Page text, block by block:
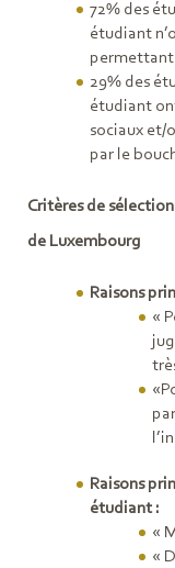
72% des
étudiant
permettant
29% des
étudiant
sociaux et/
par le
Critères de
de Luxembourg
Raisons
«
Raisons
étudiant :
«
«